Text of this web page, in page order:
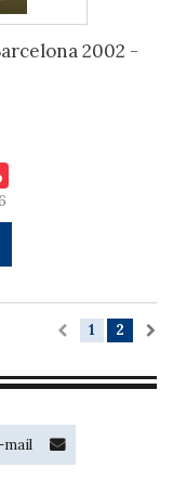
2002 -
1 2